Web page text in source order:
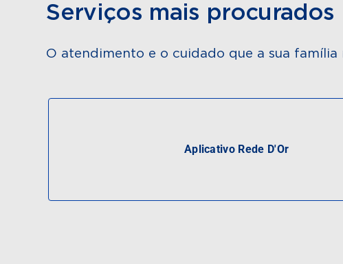
Serviços mais procurados
O atendimento e o cuidado que a sua família
Aplicativo Rede D'Or